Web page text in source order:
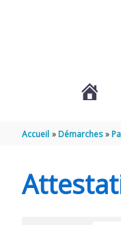
Accueil Démarches